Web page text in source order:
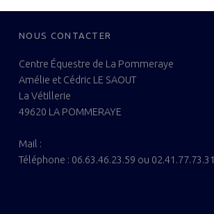
FOOTER SIDEBAR
NOUS CONTACTER
Centre Équestre de La Pommeraye
Amélie et Cédric LE SAOUT
La Vétillerie
49620 LA POMMERAYE
Mail :
Téléphone : 06.63.46.23.59 ou 02.41.77.73.31